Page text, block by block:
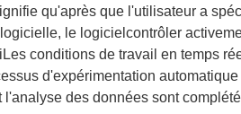
qu'après que l'utilisateur a
le logiciel contrôler
Les conditions de travail en temps
d'expérimentation
l'analyse des données sont